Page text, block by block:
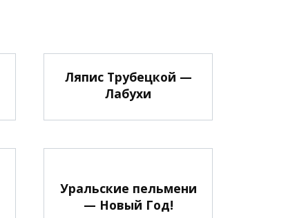
Ляпис Трубецкой —
Лабухи
Уральские пельмени
— Новый Год!